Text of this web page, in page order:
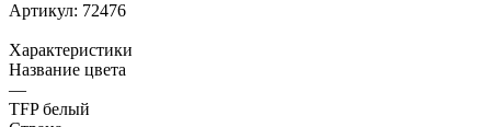
Артикул: 72476
Характеристики
Название цвета
—
TFP белый